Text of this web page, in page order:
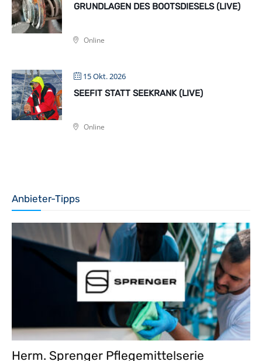
GRUNDLAGEN DES BOOTSDIESELS (LIVE)
Online
15 Okt. 2026
SEEFIT STATT SEEKRANK (LIVE)
Online
Anbieter-Tipps
Herm. Sprenger Pflegemittelserie